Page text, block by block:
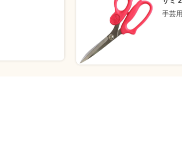
手芸